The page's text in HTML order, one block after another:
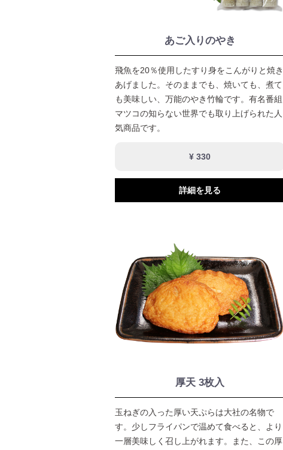
あご入りのやき
飛魚を20％使用したすり身をこんがりと焼き
あげました。そのままでも、焼いても、煮て
も美味しい、万能のやき竹輪です。有名番組
マツコの知らない世界でも取り上げられた人
気商品です。
¥ 330
詳細を見る
厚天 3枚入
玉ねぎの入った厚い天ぷらは大社の名物で
す。少しフライパンで温めて食べると、より
一層美味しく召し上がれます。また、この厚